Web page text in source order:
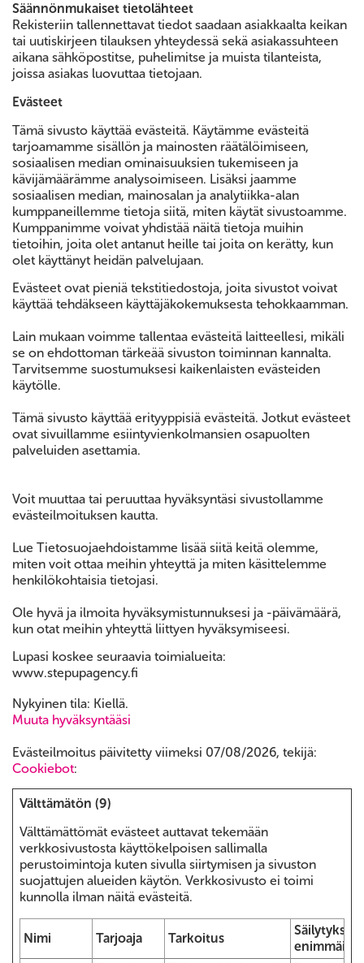
Säännönmukaiset tietolähteet
Rekisteriin tallennettavat tiedot saadaan asiakkaalta keikan
tai uutiskirjeen tilauksen yhteydessä sekä asiakassuhteen
aikana sähköpostitse, puhelimitse ja muista tilanteista,
joissa asiakas luovuttaa tietojaan.
Evästeet
Tämä sivusto käyttää evästeitä. Käytämme evästeitä
tarjoamamme sisällön ja mainosten räätälöimiseen,
sosiaalisen median ominaisuuksien tukemiseen ja
kävijämäärämme analysoimiseen. Lisäksi jaamme
sosiaalisen median, mainosalan ja analytiikka-alan
kumppaneillemme tietoja siitä, miten käytät sivustoamme.
Kumppanimme voivat yhdistää näitä tietoja muihin
tietoihin, joita olet antanut heille tai joita on kerätty, kun
olet käyttänyt heidän palvelujaan.
Evästeet ovat pieniä tekstitiedostoja, joita sivustot voivat
käyttää tehdäkseen käyttäjäkokemuksesta tehokkaamman.
Lain mukaan voimme tallentaa evästeitä laitteellesi, mikäli
se on ehdottoman tärkeää sivuston toiminnan kannalta.
Tarvitsemme suostumuksesi kaikenlaisten evästeiden
käytölle.
Tämä sivusto käyttää erityyppisiä evästeitä. Jotkut evästeet
ovat sivuillamme esiintyvienkolmansien osapuolten
palveluiden asettamia.
Voit muuttaa tai peruuttaa hyväksyntäsi sivustollamme
evästeilmoituksen kautta.
Lue Tietosuojaehdoistamme lisää siitä keitä olemme,
miten voit ottaa meihin yhteyttä ja miten käsittelemme
henkilökohtaisia tietojasi.
Ole hyvä ja ilmoita hyväksymistunnuksesi ja -päivämäärä,
kun otat meihin yhteyttä liittyen hyväksymiseesi.
Lupasi koskee seuraavia toimialueita:
www.stepupagency.fi
Nykyinen tila: Kiellä.
Muuta hyväksyntääsi
Evästeilmoitus päivitetty viimeksi 07/08/2026, tekijä:
Cookiebot:
Välttämätön (9)
Välttämättömät evästeet auttavat tekemään
verkkosivustosta käyttökelpoisen sallimalla
perustoimintoja kuten sivulla siirtymisen ja sivuston
suojattujen alueiden käytön. Verkkosivusto ei toimi
kunnolla ilman näitä evästeitä.
Nimi Tarjoaja Tarkoitus
Säilytyksen